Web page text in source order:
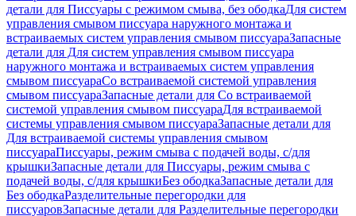
детали для Писсуары с режимом смыва, без ободкаДля систем
управления смывом писсуара наружного монтажа и
встраиваемых систем управления смывом писсуараЗапасные
детали для Для систем управления смывом писсуара
наружного монтажа и встраиваемых систем управления
смывом писсуараСо встраиваемой системой управления
смывом писсуараЗапасные детали для Со встраиваемой
системой управления смывом писсуараДля встраиваемой
системы управления смывом писсуараЗапасные детали для
Для встраиваемой системы управления смывом
писсуараПиссуары, режим смыва с подачей воды, с/для
крышкиЗапасные детали для Писсуары, режим смыва с
подачей воды, с/для крышкиБез ободкаЗапасные детали для
Без ободкаРазделительные перегородки для
писсуаровЗапасные детали для Разделительные перегородки